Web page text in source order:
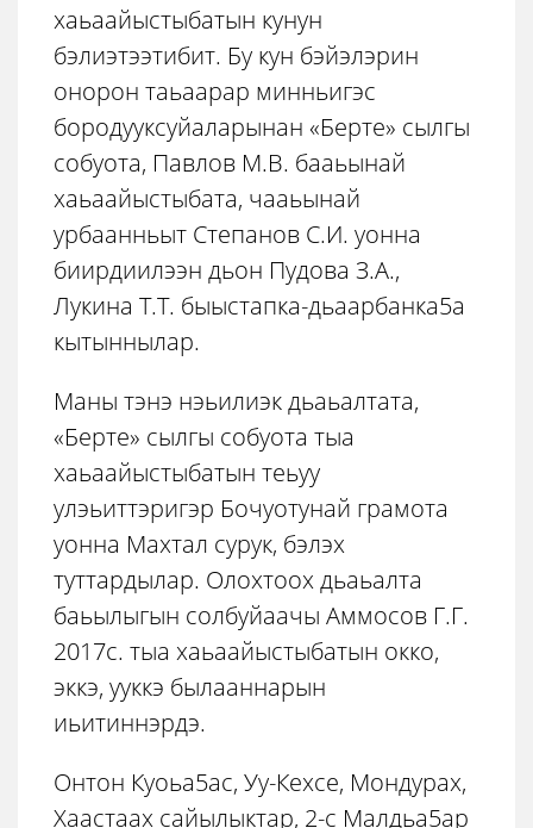
хаьаайыстыбатын кунун
бэлиэтээтибит. Бу кун бэйэлэрин
онорон таьаарар минньигэс
бородууксуйаларынан «Берте» сылгы
собуота, Павлов М.В. бааьынай
хаьаайыстыбата, чааьынай
урбаанньыт Степанов С.И. уонна
биирдиилээн дьон Пудова З.А.,
Лукина Т.Т. быыстапка-дьаарбанка5а
кытыннылар.
Маны тэнэ нэьилиэк дьаьалтата,
«Берте» сылгы собуота тыа
хаьаайыстыбатын теьуу
улэьиттэригэр Бочуотунай грамота
уонна Махтал сурук, бэлэх
туттардылар. Олохтоох дьаьалта
баьылыгын солбуйаачы Аммосов Г.Г.
2017с. тыа хаьаайыстыбатын окко,
эккэ, ууккэ былааннарын
иьитиннэрдэ.
Онтон Куоьа5ас, Уу-Кехсе, Мондурах,
Хаастаах сайылыктар, 2-с Малдьа5ар